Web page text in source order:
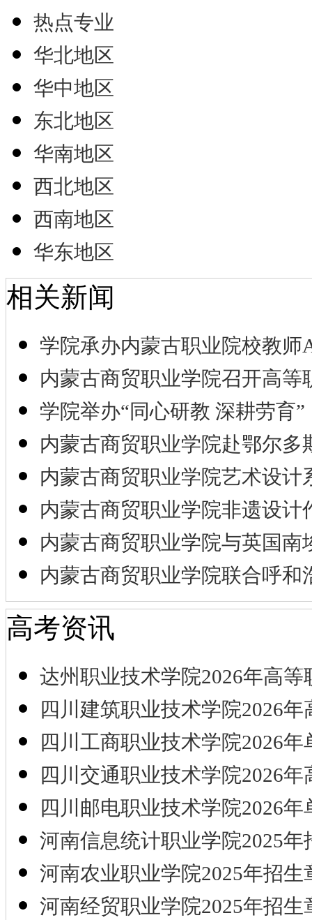
热点专业
华北地区
华中地区
东北地区
华南地区
西北地区
西南地区
华东地区
相关新闻
学院承办内蒙古职业院校教师
内蒙古商贸职业学院召开高等
学院举办“同心研教 深耕劳育”
内蒙古商贸职业学院赴鄂尔多
内蒙古商贸职业学院艺术设计
内蒙古商贸职业学院非遗设计
内蒙古商贸职业学院与英国南
内蒙古商贸职业学院联合呼和
高考资讯
达州职业技术学院2026年高等
四川建筑职业技术学院2026年
四川工商职业技术学院2026年
四川交通职业技术学院2026年
四川邮电职业技术学院2026年
河南信息统计职业学院2025年
河南农业职业学院2025年招生
河南经贸职业学院2025年招生